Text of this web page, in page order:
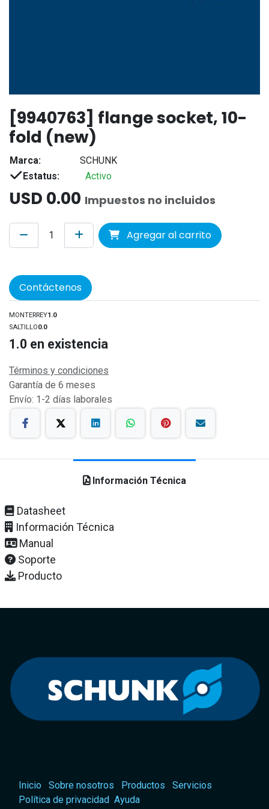
[9940763] flange socket, 10-
fold (new)
Marca:
SCHUNK
Estatus:
Activo
USD 0.00 Impuestos no incluidos
Agregar al carrito
Contáctenos
MONTERREY1.0
SALTILLO0.0
1.0 en existencia
Términos y condiciones
Garantía de 6 meses
Envío: 1-2 días laborales
Información Técnica
Datasheet
Información Técnica
Manual
Soporte
Producto
Inicio Sobre nosotros Productos
Servicios
Política de privacidad Ayuda